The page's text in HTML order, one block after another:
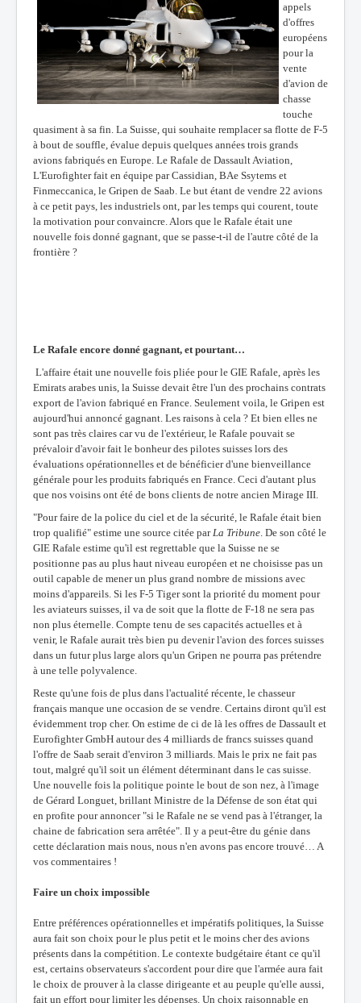
appels
d'offres
européens
pour la
vente
d'avion de
chasse
touche
quasiment à sa fin. La Suisse, qui souhaite remplacer sa flotte de F-5
à bout de souffle, évalue depuis quelques années trois grands
avions fabriqués en Europe. Le Rafale de Dassault Aviation,
L'Eurofighter fait en équipe par Cassidian, BAe Ssytems et
Finmeccanica, le Gripen de Saab. Le but étant de vendre 22 avions
à ce petit pays, les industriels ont, par les temps qui courent, toute
la motivation pour convaincre. Alors que le Rafale était une
nouvelle fois donné gagnant, que se passe-t-il de l'autre côté de la
frontière ?
Le Rafale encore donné gagnant, et pourtant…
L'affaire était une nouvelle fois pliée pour le GIE Rafale, après les
Emirats arabes unis, la Suisse devait être l'un des prochains contrats
export de l'avion fabriqué en France. Seulement voila, le Gripen est
aujourd'hui annoncé gagnant. Les raisons à cela ? Et bien elles ne
sont pas très claires car vu de l'extérieur, le Rafale pouvait se
prévaloir d'avoir fait le bonheur des pilotes suisses lors des
évaluations opérationnelles et de bénéficier d'une bienveillance
générale pour les produits fabriqués en France. Ceci d'autant plus
que nos voisins ont été de bons clients de notre ancien Mirage III.
"Pour faire de la police du ciel et de la sécurité, le Rafale était bien
trop qualifié" estime une source citée parLa Tribune. De son côté le
GIE Rafale estime qu'il est regrettable que la Suisse ne se
positionne pas au plus haut niveau européen et ne choisisse pas un
outil capable de mener un plus grand nombre de missions avec
moins d'appareils. Si les F-5 Tiger sont la priorité du moment pour
les aviateurs suisses, il va de soit que la flotte de F-18 ne sera pas
non plus éternelle. Compte tenu de ses capacités actuelles et à
venir, le Rafale aurait très bien pu devenir l'avion des forces suisses
dans un futur plus large alors qu'un Gripen ne pourra pas prétendre
à une telle polyvalence.
Reste qu'une fois de plus dans l'actualité récente, le chasseur
français manque une occasion de se vendre. Certains diront qu'il est
évidemment trop cher. On estime de ci de là les offres de Dassault et
Eurofighter GmbH autour des 4 milliards de francs suisses quand
l'offre de Saab serait d'environ 3 milliards. Mais le prix ne fait pas
tout, malgré qu'il soit un élément déterminant dans le cas suisse.
Une nouvelle fois la politique pointe le bout de son nez, à l'image
de Gérard Longuet, brillant Ministre de la Défense de son état qui
en profite pour annoncer "si le Rafale ne se vend pas à l'étranger, la
chaine de fabrication sera arrêtée". Il y a peut-être du génie dans
cette déclaration mais nous, nous n'en avons pas encore trouvé… A
vos commentaires !
Faire un choix impossible
Entre préférences opérationnelles et impératifs politiques, la Suisse
aura fait son choix pour le plus petit et le moins cher des avions
présents dans la compétition. Le contexte budgétaire étant ce qu'il
est, certains observateurs s'accordent pour dire que l'armée aura fait
le choix de prouver à la classe dirigeante et au peuple qu'elle aussi,
fait un effort pour limiter les dépenses. Un choix raisonnable en